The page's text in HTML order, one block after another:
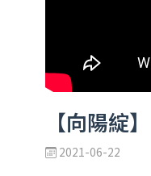
【向陽綻
2021-06-22